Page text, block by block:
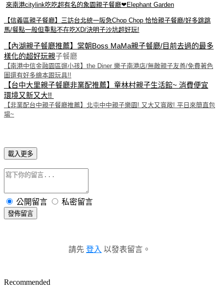
來南港citylink吃吃超有名的象園親子餐廳❤Elephant Garden
【信義區親子餐廳】三訪台北統一阪急Chop Chop 恰恰親子餐廳/好多跳跳
馬/餐點一般但重點不在吃XD/決明子沙坑超好玩!
【內湖親子餐廳推薦】棠朝Boss MaMa親子餐廳/目前去過的最多
樣化的超好玩親子餐廳
【南港中信金融園區遛小孩】the Diner 樂子南港店/無敵親子友善/免費著色
圖還有好多繪本跟玩具!!
【台中大里親子餐廳非業配推薦】童林村親子生活館~ 消費便宜
環境又新又大!!
【非業配台中親子餐廳推薦】北屯中中親子樂園! 又大又寬敞! 平日來簡直包
場~
載入更多
公開留言 私密留言
發佈留言
請先 登入 以發表留言。
Recommended